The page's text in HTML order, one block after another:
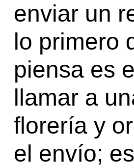
enviar un
lo primero
piensa es
llamar a
florería y
el envío;